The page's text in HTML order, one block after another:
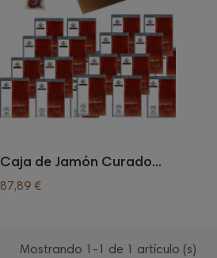
Caja de Jamón Curado...
87,89 €
Mostrando 1-1 de 1 artículo (s)